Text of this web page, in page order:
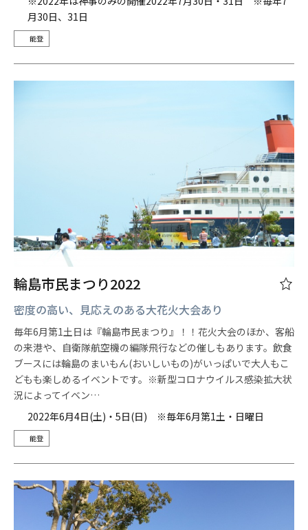
月30日、31日
能登
輪島市民まつり2022
密度の高い、見応えのある大花火大会あり
毎年6月第1土日は『輪島市民まつり』！！花火大会のほか、客船
の来港や、自衛隊航空機の編隊飛行などの催しもあります。飲食
ブースには輪島のまいもん(おいしいもの)がいっぱいで大人もこ
どもも楽しめるイベントです。※新型コロナウイルス感染拡大状
況によってイベン…
2022年6月4日(土)・5日(日) ※毎年6月第1土・日曜日
能登